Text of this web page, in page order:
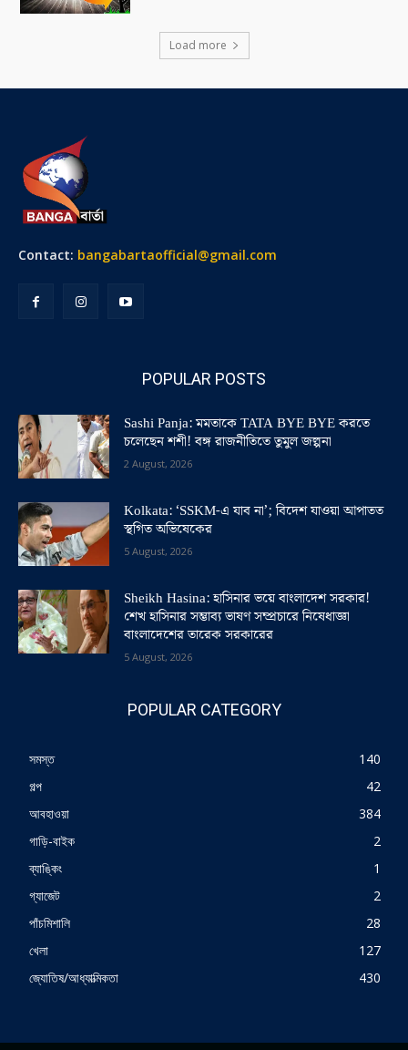
Load more
Contact: bangabartaofficial@gmail.com
POPULAR POSTS
Sashi Panja: মমতাকে TATA BYE BYE করতে
চলেছেন শশী! বঙ্গ রাজনীতিতে তুমুল জল্পনা
2 August, 2026
Kolkata: ‘SSKM-এ যাব না’; বিদেশ যাওয়া আপাতত
স্থগিত অভিষেকের
5 August, 2026
Sheikh Hasina: হাসিনার ভয়ে বাংলাদেশ সরকার!
শেখ হাসিনার সম্ভাব্য ভাষণ সম্প্রচারে নিষেধাজ্ঞা
বাংলাদেশের তারেক সরকারের
5 August, 2026
POPULAR CATEGORY
সমস্ত
140
গল্প
42
আবহাওয়া
384
গাড়ি-বাইক
2
ব্যাঙ্কিং
1
গ্যাজেট
2
পাঁচমিশালি
28
খেলা
127
জ্যোতিষ/আধ্যাত্মিকতা
430